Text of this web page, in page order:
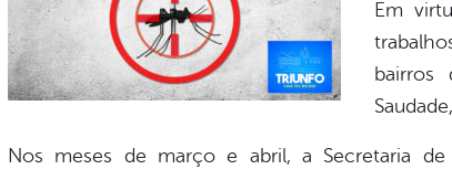
Em
bairros
Nos meses de março e abril, a Secretaria